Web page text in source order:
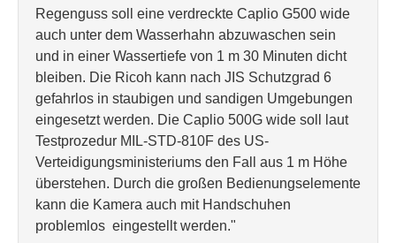
Regenguss soll eine verdreckte Caplio G500 wide
auch unter dem Wasserhahn abzuwaschen sein
und in einer Wassertiefe von 1 m 30 Minuten dicht
bleiben. Die Ricoh kann nach JIS Schutzgrad 6
gefahrlos in staubigen und sandigen Umgebungen
eingesetzt werden. Die Caplio 500G wide soll laut
Testprozedur MIL-STD-810F des US-
Verteidigungsministeriums den Fall aus 1 m Höhe
überstehen. Durch die großen Bedienungselemente
kann die Kamera auch mit Handschuhen
problemlos eingestellt werden."